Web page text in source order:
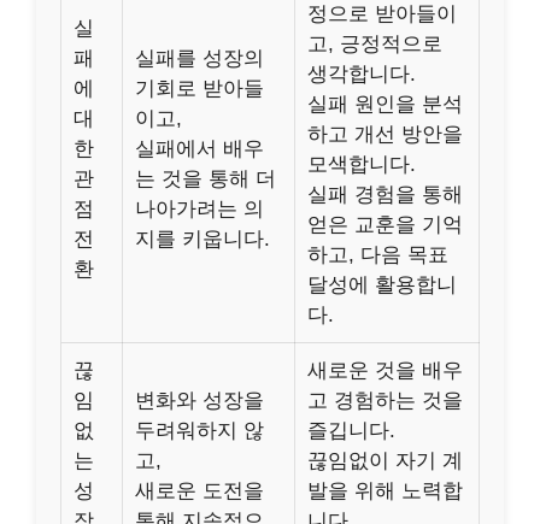
실
패
에
대
한
관
점
전
환
실패를 성장의
기회로 받아들
이고,
실패에서 배우
는 것을 통해 더
나아가려는 의
지를 키웁니다.
정으로 받아들이
고, 긍정적으로
생각합니다.
실패 원인을 분석
하고 개선 방안을
모색합니다.
실패 경험을 통해
얻은 교훈을 기억
하고, 다음 목표
달성에 활용합니
다.
끊
임
없
는
성
변화와 성장을
두려워하지 않
고,
새로운 도전을
새로운 것을 배우
고 경험하는 것을
즐깁니다.
끊임없이 자기 계
발을 위해 노력합